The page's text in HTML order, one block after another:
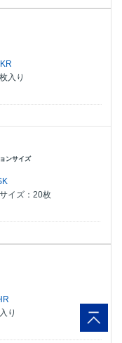
入り
ンサイズ
イズ：20枚
り